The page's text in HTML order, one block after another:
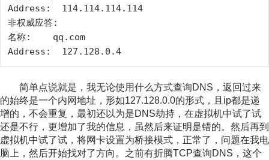
Address:  114.114.114.114
非权威应答:
名称:    qq.com
Address:  127.128.0.4
简单点说就是，我无论使用什么方式查询DNS，返回过来
的始终是一个内网地址，形如127.128.0.0的形式，且ip都是递
增的，不会重复，最初还以为是DNS劫持，在虚拟机中试了试
还是不行，更增加了我的信息，虽然后来证明是错的。然后再到
虚拟机中试了试，将网卡设置为桥接模式，正常了，问题在我电
脑上，然后开始找对了方向。之前有折腾TCP查询DNS，这个